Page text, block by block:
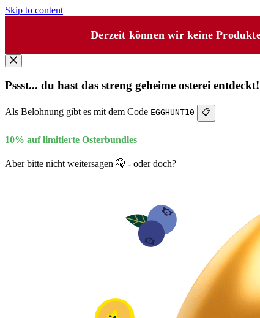
Skip to content
Derzeit können wir keine
Pssst... du hast das streng geheime osterei entdeckt!
Als Belohnung gibt es mit dem Code EGGHUNT10 📋
10% auf limitierte Osterbundles
Aber bitte nicht weitersagen 🤫 - oder doch?